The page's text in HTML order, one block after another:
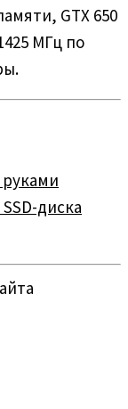
GTX 650
МГц по
диска